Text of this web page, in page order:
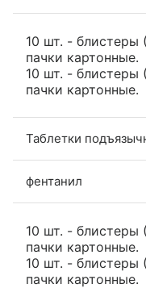
10 шт. -
пачки картонные.
10 шт. -
пачки картонные.
Таблетки
фентанил
10 шт. -
пачки картонные.
10 шт. -
пачки картонные.